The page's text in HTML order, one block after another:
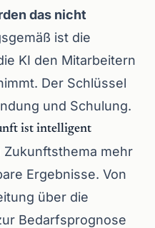
das nicht
ist die
KI den Mitarbeitern
Der Schlüssel
und Schulung.
ist intelligent
Zukunftsthema mehr
Ergebnisse. Von
über die
Bedarfsprognose